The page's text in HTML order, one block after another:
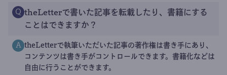
Q theLetterで書いた記事を転載したり、書籍にする
ことはできますか？
A theLetterで執筆いただいた記事の著作権は書き手にあり、
コンテンツは書き手がコントロールできます。書籍化などは
自由に行うことができます。